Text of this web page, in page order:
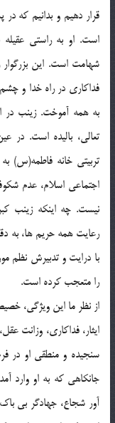
قرار دهيم و بدانيم که
است. او به راستي
شهامت است. اين بزرگوار
فداکاري در راه خدا و
به همه آموخت. زينب در
تعالي، باليده است.
تربيتي خانه فاطمه(س)
اجتماعي اسلام، عدم
نيست. چه اينکه زينب
رعايت همه حريم ها، به
با درايت و تدبيرش نظم
را متعجب کرده است.
از نظر ما اين ويژگي،
ايثار، فداکاري، وزانت
سنجيده و منطقي او در
جانکاهي که به او وارد
آور شجاع، جهادگر بي